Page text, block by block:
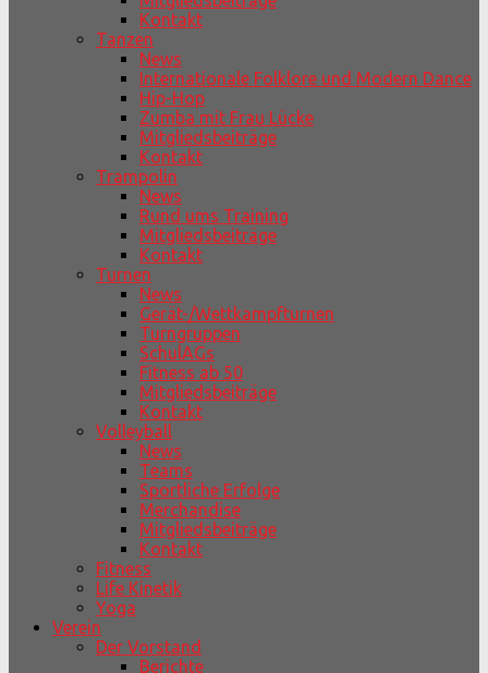
Kontakt
Tanzen
News
Internationale Folklore und Modern Dance
Hip-Hop
Zumba mit Frau Lücke
Mitgliedsbeiträge
Kontakt
Trampolin
News
Rund ums Training
Mitgliedsbeiträge
Kontakt
Turnen
News
Gerät-/Wettkampfturnen
Turngruppen
SchulAGs
Fitness ab 50
Mitgliedsbeiträge
Kontakt
Volleyball
News
Teams
Sportliche Erfolge
Merchandise
Mitgliedsbeiträge
Kontakt
Fitness
Life Kinetik
Yoga
Verein
Der Vorstand
Berichte